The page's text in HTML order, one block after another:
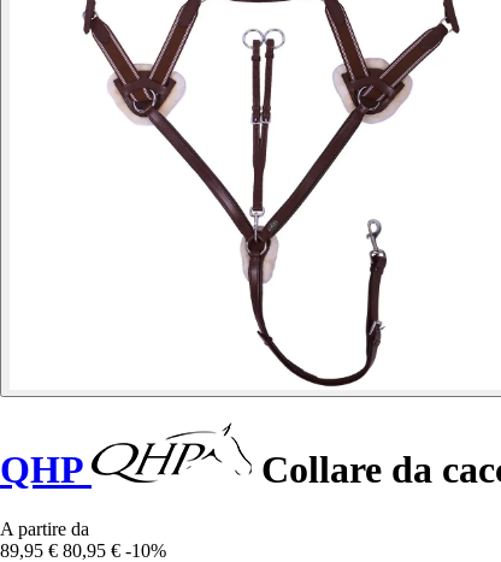
QHP Collare da
A partire da
89,95 € 80,95 € -10%